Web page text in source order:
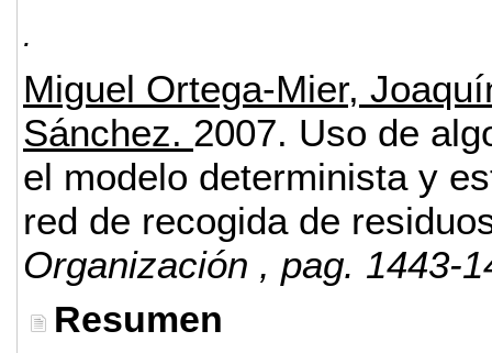
.
Miguel Ortega-Mier,
Sánchez. 2007. Uso de
el modelo determinista y
red de recogida de
Organización , pag. 1443-
Resumen